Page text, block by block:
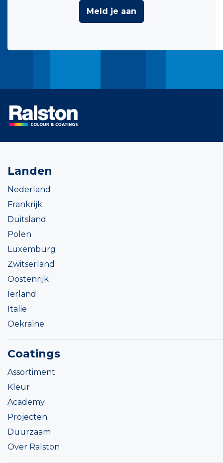
Meld je aan
Landen
Nederland
Frankrijk
Duitsland
Polen
Luxemburg
Zwitserland
Oostenrijk
Ierland
Italië
Oekraïne
Coatings
Assortiment
Kleur
Academy
Projecten
Duurzaam
Over Ralston